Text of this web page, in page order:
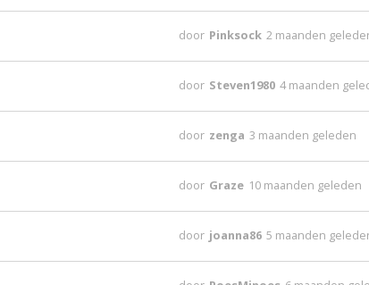
door Pinksock 2 maanden
door Steven1980 4 maanden
door zenga 3 maanden geleden
door Graze 10 maanden geleden
door joanna86 5 maanden